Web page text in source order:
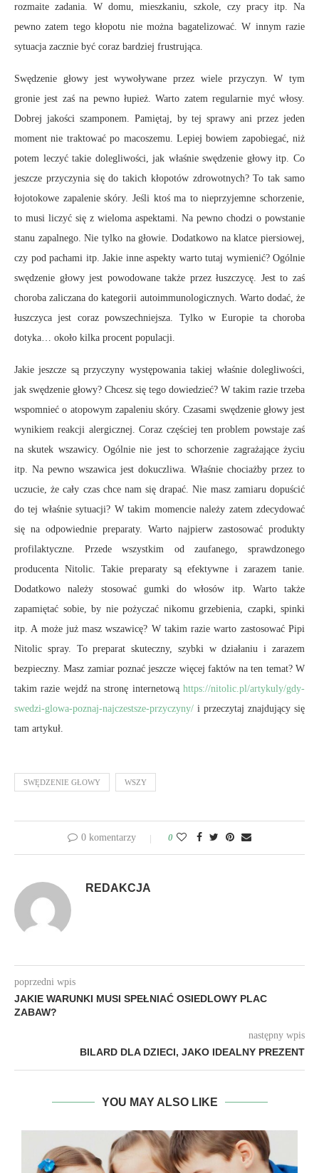
rozmaite zadania. W domu, mieszkaniu, szkole, czy pracy itp. Na
pewno zatem tego kłopotu nie można bagatelizować. W innym razie
sytuacja zacznie być coraz bardziej frustrująca.
Swędzenie głowy jest wywoływane przez wiele przyczyn. W tym
gronie jest zaś na pewno łupież. Warto zatem regularnie myć włosy.
Dobrej jakości szamponem. Pamiętaj, by tej sprawy ani przez jeden
moment nie traktować po macoszemu. Lepiej bowiem zapobiegać, niż
potem leczyć takie dolegliwości, jak właśnie swędzenie głowy itp. Co
jeszcze przyczynia się do takich kłopotów zdrowotnych? To tak samo
łojotokowe zapalenie skóry. Jeśli ktoś ma to nieprzyjemne schorzenie,
to musi liczyć się z wieloma aspektami. Na pewno chodzi o powstanie
stanu zapalnego. Nie tylko na głowie. Dodatkowo na klatce piersiowej,
czy pod pachami itp. Jakie inne aspekty warto tutaj wymienić? Ogólnie
swędzenie głowy jest powodowane także przez łuszczycę. Jest to zaś
choroba zaliczana do kategorii autoimmunologicznych. Warto dodać, że
łuszczyca jest coraz powszechniejsza. Tylko w Europie ta choroba
dotyka… około kilka procent populacji.
Jakie jeszcze są przyczyny występowania takiej właśnie dolegliwości,
jak swędzenie głowy? Chcesz się tego dowiedzieć? W takim razie trzeba
wspomnieć o atopowym zapaleniu skóry. Czasami swędzenie głowy jest
wynikiem reakcji alergicznej. Coraz częściej ten problem powstaje zaś
na skutek wszawicy. Ogólnie nie jest to schorzenie zagrażające życiu
itp. Na pewno wszawica jest dokuczliwa. Właśnie chociażby przez to
uczucie, że cały czas chce nam się drapać. Nie masz zamiaru dopuścić
do tej właśnie sytuacji? W takim momencie należy zatem zdecydować
się na odpowiednie preparaty. Warto najpierw zastosować produkty
profilaktyczne. Przede wszystkim od zaufanego, sprawdzonego
producenta Nitolic. Takie preparaty są efektywne i zarazem tanie.
Dodatkowo należy stosować gumki do włosów itp. Warto także
zapamiętać sobie, by nie pożyczać nikomu grzebienia, czapki, spinki
itp. A może już masz wszawicę? W takim razie warto zastosować Pipi
Nitolic spray. To preparat skuteczny, szybki w działaniu i zarazem
bezpieczny. Masz zamiar poznać jeszcze więcej faktów na ten temat? W
takim razie wejdź na stronę internetową https://nitolic.pl/artykuly/gdy-
swedzi-glowa-poznaj-najczestsze-przyczyny/ i przeczytaj znajdujący się
tam artykuł.
SWĘDZENIE GŁOWY WSZY
0 komentarzy 0
REDAKCJA
poprzedni wpis
JAKIE WARUNKI MUSI SPEŁNIAĆ OSIEDLOWY PLAC
ZABAW?
następny wpis
BILARD DLA DZIECI, JAKO IDEALNY PREZENT
YOU MAY ALSO LIKE